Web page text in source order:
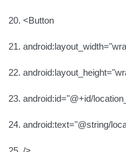
<Button
android:id="@+id/
android:text="@string/